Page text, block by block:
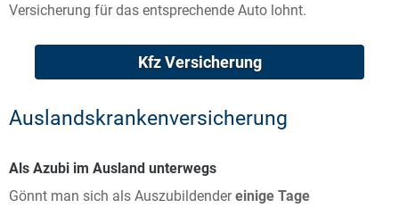
Versicherung für das entsprechende Auto lohnt.
Kfz Versicherung
Auslandskrankenversicherung
Als Azubi im Ausland unterwegs
Gönnt man sich als Auszubildendereinige Tage